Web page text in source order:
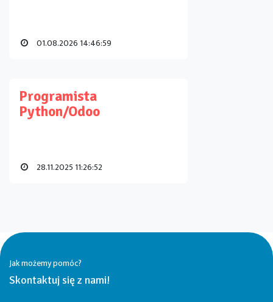
01.08.2026 14:46:59
Programista
Python/Odoo
28.11.2025 11:26:52
Jak możemy pomóc?
Skontaktuj się z nami!